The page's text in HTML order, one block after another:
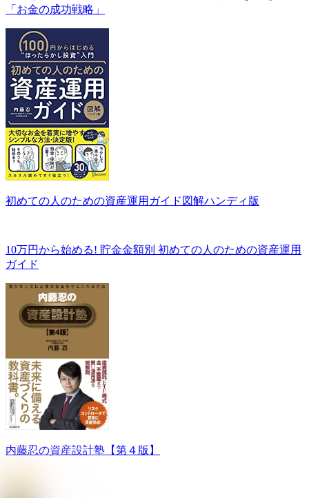
「お金の成功戦略」
初めての人のための資産運用ガイド図解ハンディ版
10万円から始める! 貯金金額別 初めての人のための資産運用
ガイド
内藤忍の資産設計塾【第４版】